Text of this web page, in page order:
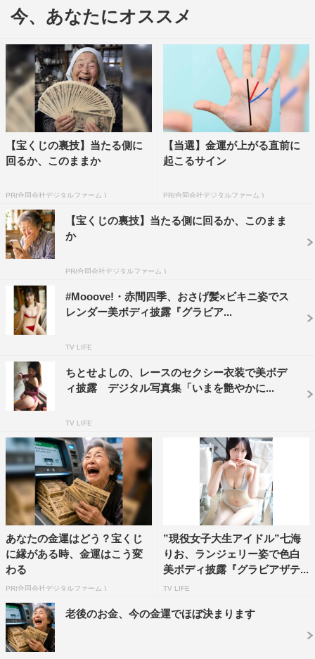
今、あなたにオススメ
【宝くじの裏技】当たる側に
回るか、このままか
PR(合同会社デジタルファーム )
【当選】金運が上がる直前に
起こるサイン
PR(合同会社デジタルファーム )
【宝くじの裏技】当たる側に回るか、このまま
か
PR(合同会社デジタルファーム )
#Mooove!・赤間四季、おさげ髪×ビキニ姿でス
レンダー美ボディ披露『グラビア...
TV LIFE
ちとせよしの、レースのセクシー衣装で美ボデ
ィ披露 デジタル写真集「いまを艶やかに...
TV LIFE
あなたの金運はどう？宝くじ
に縁がある時、金運はこう変
わる
PR(合同会社デジタルファーム )
”現役女子大生アイドル”七海
りお、ランジェリー姿で色白
美ボディ披露『グラビアザテ...
TV LIFE
老後のお金、今の金運でほぼ決まります